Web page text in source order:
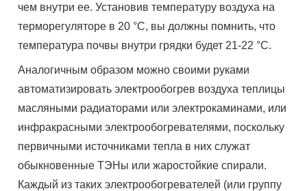
чем внутри ее. Установив температуру воздуха на
терморегуляторе в 20 °С, вы должны помнить, что
температура почвы внутри грядки будет 21-22 °С.
Аналогичным образом можно своими руками
автоматизировать электрообогрев воздуха теплицы
масляными радиаторами или электрокаминами, или
инфракрасными электрообогревателями, поскольку
первичными источниками тепла в них служат
обыкновенные ТЭНы или жаростойкие спирали.
Каждый из таких электрообогревателей (или группу